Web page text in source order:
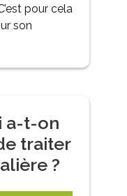
pour cela
son
a-t-on
traiter
?